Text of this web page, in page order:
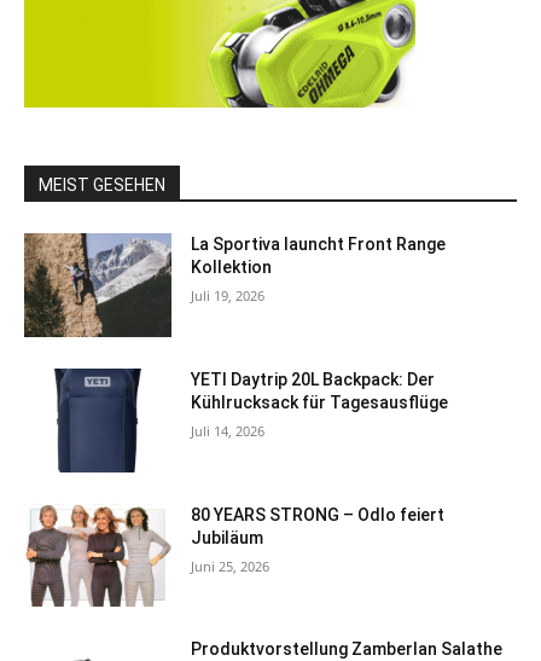
MEIST GESEHEN
La Sportiva launcht Front Range
Kollektion
Juli 19, 2026
YETI Daytrip 20L Backpack: Der
Kühlrucksack für Tagesausflüge
Juli 14, 2026
80 YEARS STRONG – Odlo feiert
Jubiläum
Juni 25, 2026
Produktvorstellung Zamberlan Salathe